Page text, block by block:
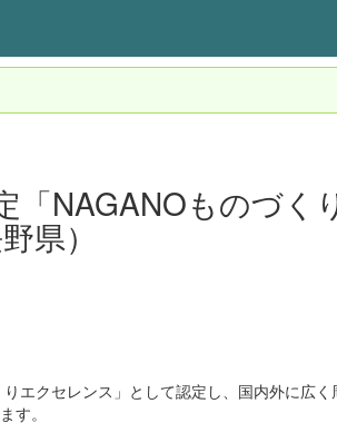
「NAGANOものづく
県）
エクセレンス」として認定し、国内外に広く
す。